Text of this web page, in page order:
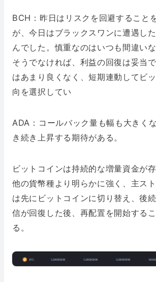
BCH：昨日はリスクを回避すること
が、今日はブラックスワンに遭遇し
んでした。慎重なのはいつも間違いな
そうでなければ、利益の回復は妥当
はあまり良くなく、短期連動してビ
向を選択してい
ADA：コールバック量も幅も大きく
き続き上昇する期待がある。
ビットコインは持続的な増量資金が存
他の貨幣種より明らかに強く、主ス
は先にビットコインに切り替え、後
信が回復した後、再配置を開始する
る。